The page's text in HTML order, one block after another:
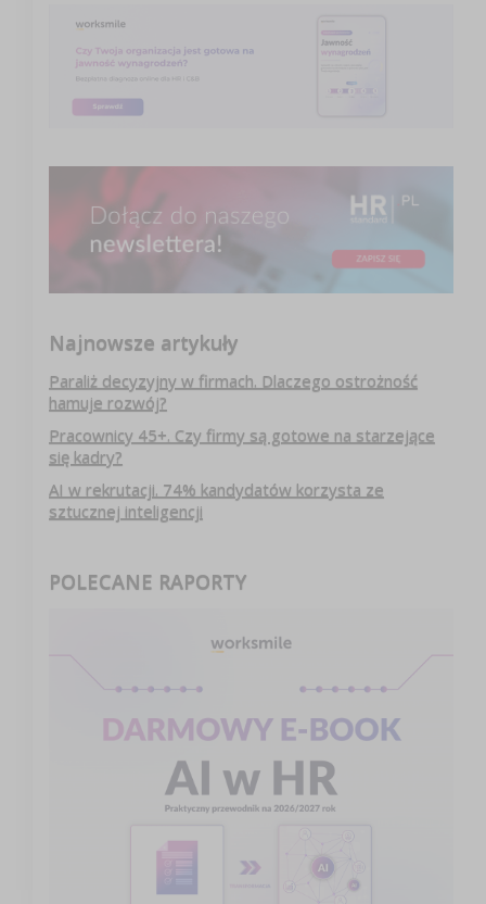
Najnowsze artykuły
Paraliż decyzyjny w firmach. Dlaczego ostrożność
hamuje rozwój?
Pracownicy 45+. Czy firmy są gotowe na starzejące
się kadry?
AI w rekrutacji. 74% kandydatów korzysta ze
sztucznej inteligencji
POLECANE RAPORTY